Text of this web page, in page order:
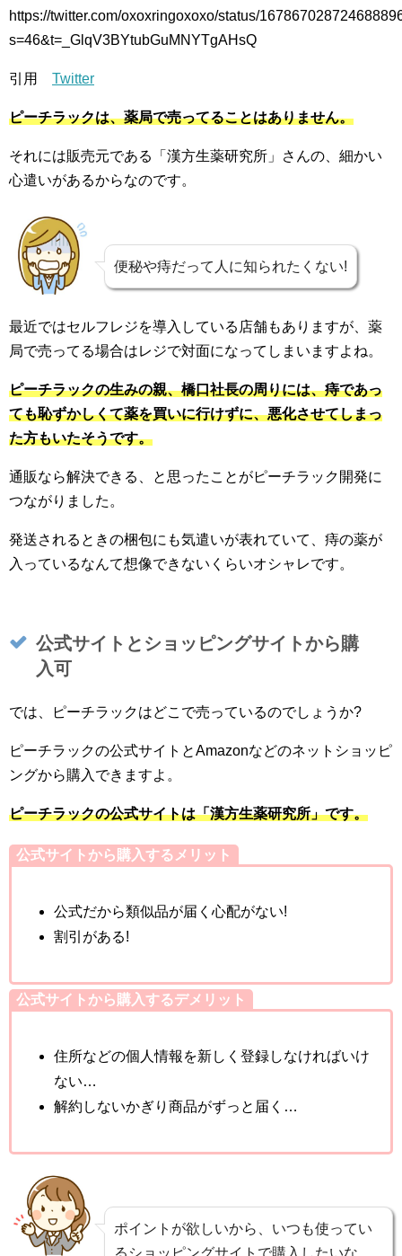
https://twitter.com/oxoxringoxoxo/status/
s=46&t=_GlqV3BYtubGuMNYTgAHsQ
引用 Twitter
ピーチラックは、薬局で売ってることはありません。
それには販売元である「漢方生薬研究所」さんの、細かい
心遣いがあるからなのです。
便秘や痔だって人に知られたくない!
最近ではセルフレジを導入している店舗もありますが、薬
局で売ってる場合はレジで対面になってしまいますよね。
ピーチラックの生みの親、橋口社長の周りには、痔であっ
ても恥ずかしくて薬を買いに行けずに、悪化させてしまっ
た方もいたそうです。
通販なら解決できる、と思ったことがピーチラック開発に
つながりました。
発送されるときの梱包にも気遣いが表れていて、痔の薬が
入っているなんて想像できないくらいオシャレです。
公式サイトとショッピングサイトから購
入可
では、ピーチラックはどこで売っているのでしょうか?
ピーチラックの公式サイトとAmazonなどのネットショッピ
ングから購入できますよ。
ピーチラックの公式サイトは「漢方生薬研究所」です。
公式サイトから購入するメリット
公式だから類似品が届く心配がない!
割引がある!
公式サイトから購入するデメリット
住所などの個人情報を新しく登録しなければいけ
ない…
解約しないかぎり商品がずっと届く…
ポイントが欲しいから、いつも使ってい